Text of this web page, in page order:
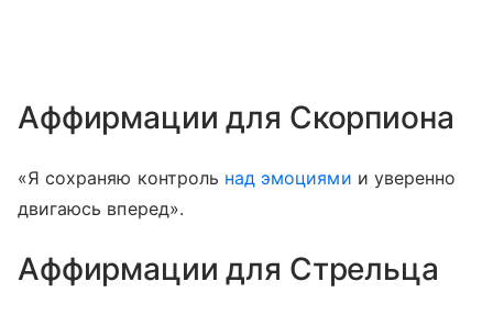
Аффирмации для Скорпиона
«Я сохраняю контроль над эмоциями и уверенно
двигаюсь вперед».
Аффирмации для Стрельца